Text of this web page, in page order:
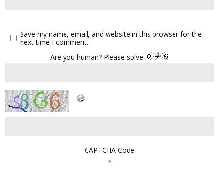
Save my name, email, and website in this browser for the
next time I comment.
Are you human? Please solve:
CAPTCHA Code
*